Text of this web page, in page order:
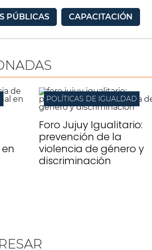
PÚBLICAS CAPACITACIÓN
POLÍTICAS DE IGUALDAD
Foro Jujuy Igualitario:
prevención de la
violencia de género y
discriminación